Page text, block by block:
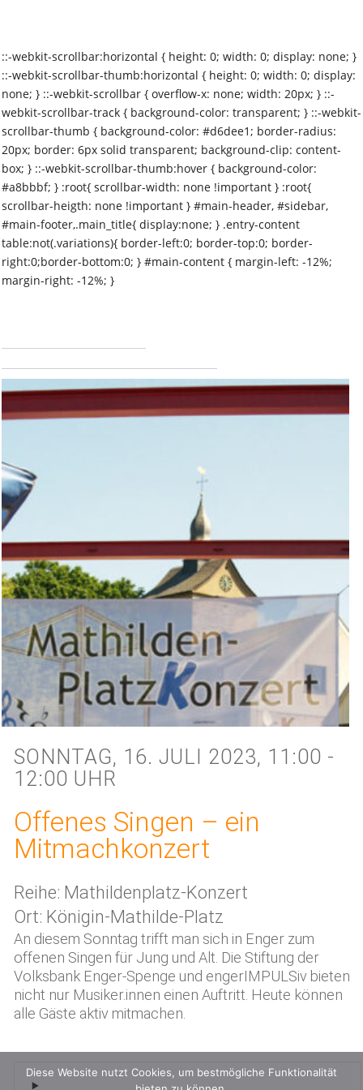
SONNTAG, 16. JULI 2023, 11:00 -
12:00 UHR
Offenes Singen – ein
Mitmachkonzert
Reihe: Mathildenplatz-Konzert
Ort: Königin-Mathilde-Platz
An diesem Sonntag trifft man sich in Enger zum
offenen Singen für Jung und Alt. Die Stiftung der
Volksbank Enger-Spenge und engerIMPULSiv bieten
nicht nur Musiker.innen einen Auftritt. Heute können
alle Gäste aktiv mitmachen.
Diese Website nutzt Cookies, um bestmögliche Funktionalität